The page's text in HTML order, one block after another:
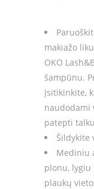
makiažo
OKO
šampūnu.
įsitikinkite,
naudodami
patepti
Šildykite
Mediniu
plonu,
plaukų